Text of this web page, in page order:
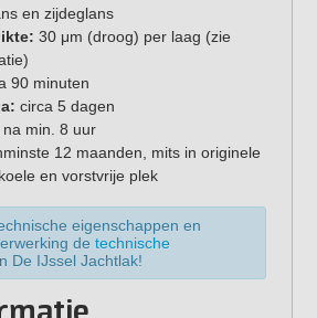
en zijdeglans
30 μm (droog) per laag (zie
90 minuten
circa 5 dagen
na min. 8 uur
12 maanden, mits in originele
en vorstvrije plek
eigenschappen en
de technische
De IJssel Jachtlak!